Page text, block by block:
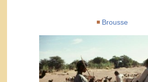
Brousse